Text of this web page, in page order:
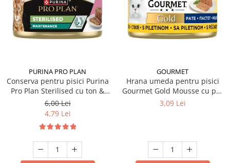
PURINA PRO PLAN
Conserva pentru pisici Purina
Pro Plan Sterilised cu ton &
somon 85 gr
6,00 Lei
4,79 Lei
GOURMET
Hrana umeda pentru pisici
Gourmet Gold Mousse cu pui
85 gr
3,09 Lei